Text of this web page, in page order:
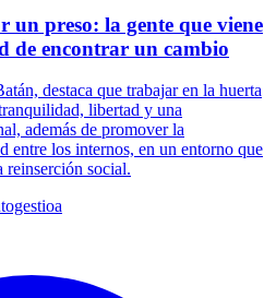
un preso: la gente que viene
de encontrar un cambio
destaca que trabajar en la huerta
libertad y una
además de promover la
entre los internos, en un entorno que
reinserción social.